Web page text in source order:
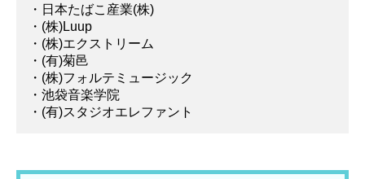
・日本たばこ産業(株)
・(株)Luup
・(株)エクストリーム
・(有)菊邑
・(株)フォルテミュージック
・池袋音楽学院
・(有)スタジオエレファント